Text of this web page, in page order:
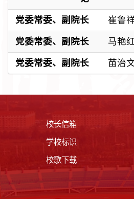
党委常委、副院长 崔鲁
党委常委、副院长 马艳
党委常委、副院长 苗治
校长信箱
学校标识
校歌下载